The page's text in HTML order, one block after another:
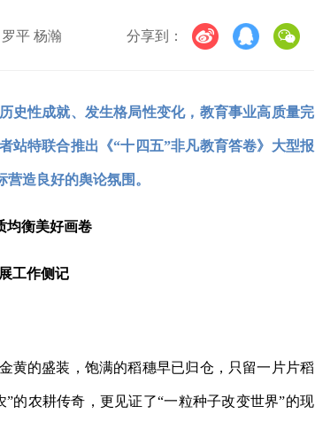
平 杨瀚 分享到：
史性成就、发生格局性变化，教育事业高质量完
站特联合推出《“十四五”非凡教育答卷》大型报
造良好的舆论氛围。
均衡美好画卷
工作侧记
黄的盛装，饱满的稻穗早已归仓，只留一片片稻
的农耕传奇，更见证了“一粒种子改变世界”的现